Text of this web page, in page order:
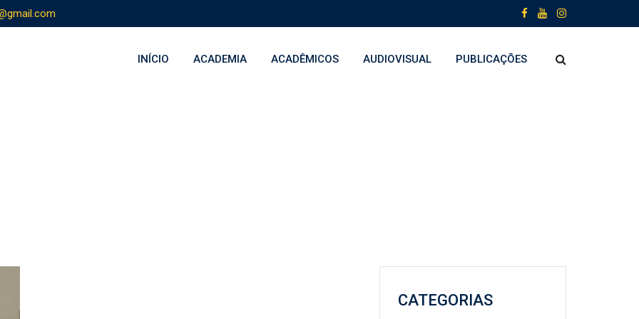
INÍCIO ACADEMIA ACADÊMICOS AUDIOVISUAL PUBLICAÇÕES
CATEGORIAS